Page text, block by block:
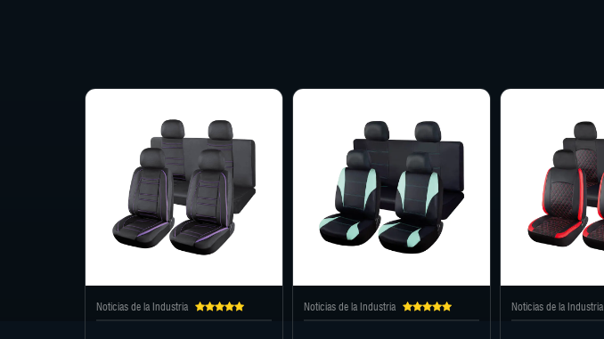
Noticias de la Industria Noticias de la Industria Noticias de la Industria